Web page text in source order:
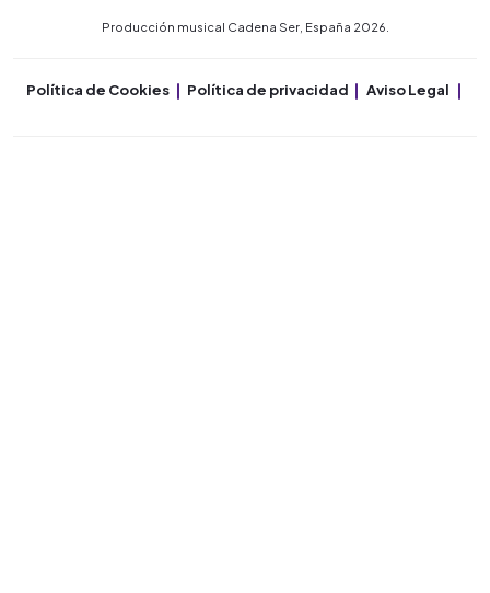
Producción musical Cadena Ser, España 2026.
Política de Cookies Política de privacidad Aviso Legal